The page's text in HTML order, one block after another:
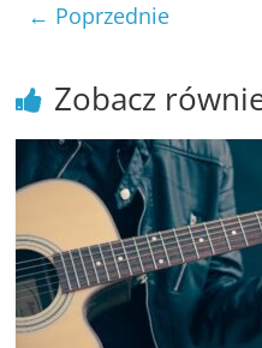
te
Porady
–
praktyczne
porady
i
wskazówki
–
← Poprzednie
Zobacz